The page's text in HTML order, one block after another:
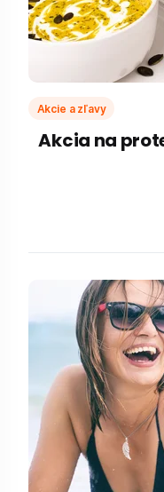
Akcie a zľavy
Akcia na